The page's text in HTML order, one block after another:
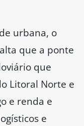
urbana, o
que a ponte
que
Litoral Norte e
e renda e
e